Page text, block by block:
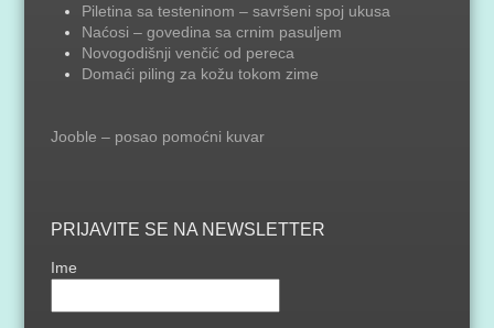
Piletina sa testeninom – savršeni spoj ukusa
Naćosi – govedina sa crnim pasuljem
Novogodišnji venčić od pereca
Domaći piling za kožu tokom zime
Jooble – posao pomoćni kuvar
PRIJAVITE SE NA NEWSLETTER
Ime